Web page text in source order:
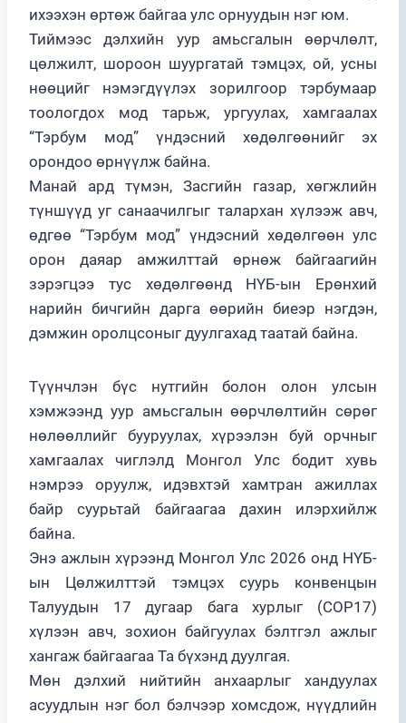
ихээхэн өртөж байгаа улс орнуудын нэг юм.
Тиймээс дэлхийн уур амьсгалын өөрчлөлт,
цөлжилт, шороон шуургатай тэмцэх, ой, усны
нөөцийг нэмэгдүүлэх зорилгоор тэрбумаар
тоологдох мод тарьж, ургуулах, хамгаалах
“Тэрбум мод” үндэсний хөдөлгөөнийг эх
орондоо өрнүүлж байна.
Манай ард түмэн, Засгийн газар, хөгжлийн
түншүүд уг санаачилгыг талархан хүлээж авч,
өдгөө “Тэрбум мод” үндэсний хөдөлгөөн улс
орон даяар амжилттай өрнөж байгаагийн
зэрэгцээ тус хөдөлгөөнд НҮБ-ын Ерөнхий
нарийн бичгийн дарга өөрийн биеэр нэгдэн,
дэмжин оролцсоныг дуулгахад таатай байна.
Түүнчлэн бүс нутгийн болон олон улсын
хэмжээнд уур амьсгалын өөрчлөлтийн сөрөг
нөлөөллийг бууруулах, хүрээлэн буй орчныг
хамгаалах чиглэлд Монгол Улс бодит хувь
нэмрээ оруулж, идэвхтэй хамтран ажиллах
байр суурьтай байгаагаа дахин илэрхийлж
байна.
Энэ ажлын хүрээнд Монгол Улс 2026 онд НҮБ-
ын Цөлжилттэй тэмцэх суурь конвенцын
Талуудын 17 дугаар бага хурлыг (COP17)
хүлээн авч, зохион байгуулах бэлтгэл ажлыг
хангаж байгаагаа Та бүхэнд дуулгая.
Мөн дэлхий нийтийн анхаарлыг хандуулах
асуудлын нэг бол бэлчээр хомсдож, нүүдлийн